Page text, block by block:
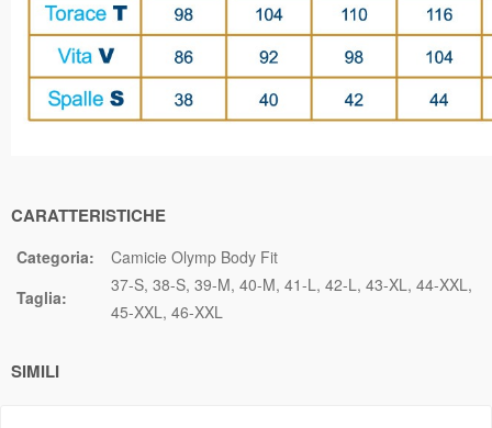
CARATTERISTICHE
Categoria:
Camicie Olymp Body Fit
Taglia:
37-S 38-S 39-M 40-M 41-L 42-L 43-XL 44-XXL
45-XXL 46-XXL
SIMILI